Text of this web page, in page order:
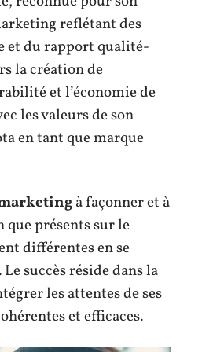
reflétant des
et du rapport qualité-
la création de
et l’économie de
les valeurs de son
en tant que marque
à façonner et à
présents sur le
différentes en se
succès réside dans la
les attentes de ses
et efficaces.